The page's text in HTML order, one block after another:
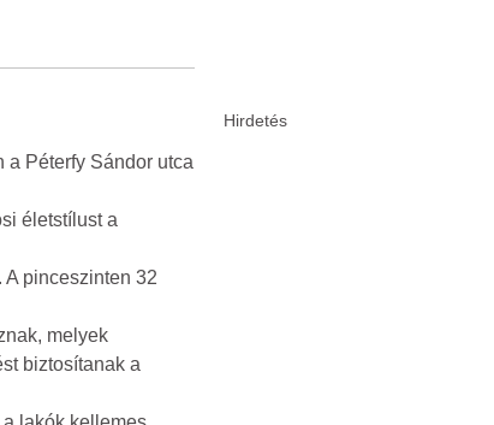
Péterfy Sándor utca
életstílust a
pinceszinten 32
melyek
biztosítanak a